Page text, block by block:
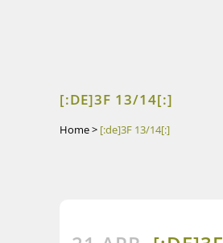
[:DE]3F 13/14[:]
Home> [:de]3F 13/14[:]